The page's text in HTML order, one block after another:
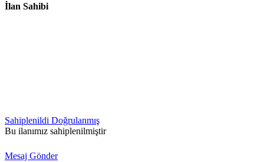
İlan Sahibi
Sahiplenildi Doğrulanmış
Bu ilanımız sahiplenilmiştir
Mesaj Gönder